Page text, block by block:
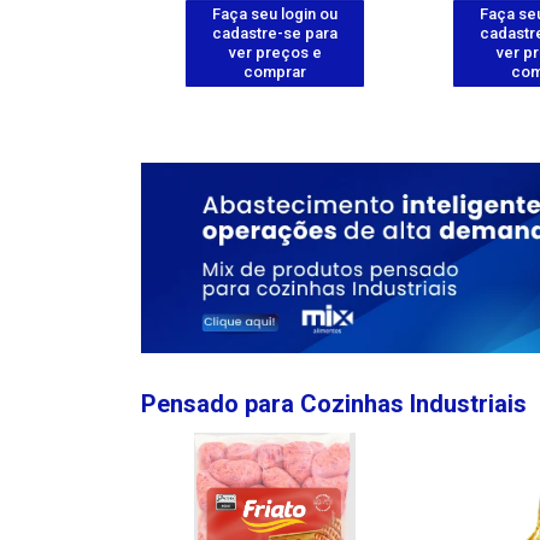
Faça seu login ou
cadastre-se para
ver preços e
comprar
Faça
ver
Pensado para Cozinhas Industriais